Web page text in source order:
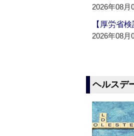
2026年08月
【厚労省
2026年08月
ヘルスデ